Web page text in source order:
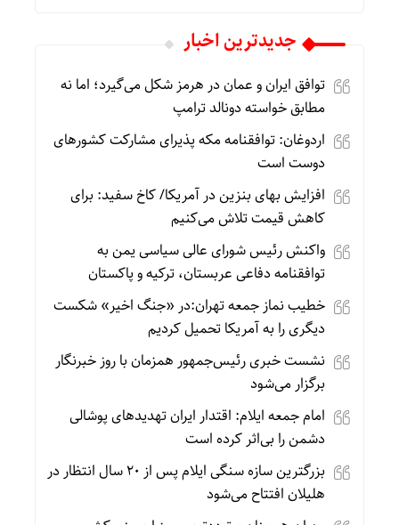
جديدترين اخبار
توافق ایران و عمان در هرمز شکل می‌گیرد؛ اما نه
مطابق خواسته دونالد ترامپ
اردوغان: توافقنامه مکه پذیرای مشارکت کشورهای
دوست است
افزایش بهای بنزین در آمریکا/ کاخ سفید: برای
کاهش قیمت تلاش می‌کنیم
واکنش رئیس شورای عالی سیاسی یمن به
توافقنامه دفاعی عربستان، ترکیه و پاکستان
خطیب نماز جمعه تهران:در «جنگ اخیر» شکست
دیگری را به آمریکا تحمیل کردیم
نشست خبری رئیس‌جمهور همزمان با روز خبرنگار
برگزار می‌شود
امام جمعه ایلام: اقتدار ایران تهدیدهای پوشالی
دشمن را بی‌اثر کرده است
بزرگترین سازه سنگی ایلام پس از ۲۰ سال انتظار در
هلیلان افتتاح می‌شود